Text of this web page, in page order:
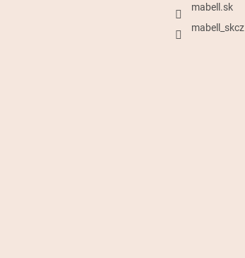
mabell.sk
mabell_skcz